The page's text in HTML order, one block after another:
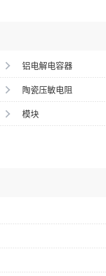
铝电解电容器
陶瓷压敏电阻
模块